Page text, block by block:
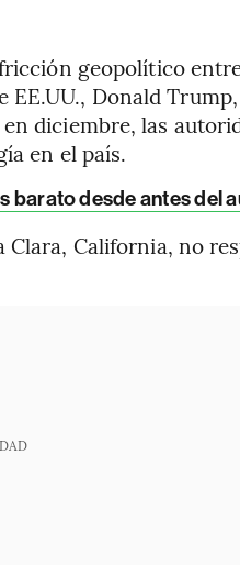
geopolítico
Donald
diciembre, las
en el país.
barato desde antes del
California, no